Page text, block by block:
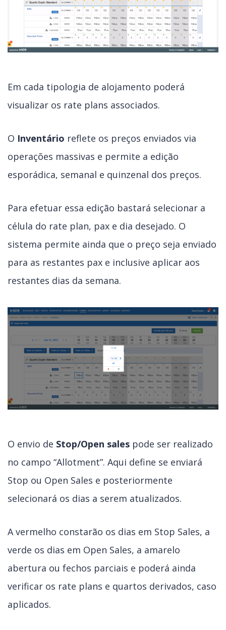
Em cada tipologia de alojamento poderá
visualizar os rate plans associados.
O Inventário reflete os preços enviados via
operações massivas e permite a edição
esporádica, semanal e quinzenal dos preços.
Para efetuar essa edição bastará selecionar a
célula do rate plan, pax e dia desejado. O
sistema permite ainda que o preço seja enviado
para as restantes pax e inclusive aplicar aos
restantes dias da semana.
O envio de Stop/Open sales pode ser realizado
no campo “Allotment”. Aqui define se enviará
Stop ou Open Sales e posteriormente
selecionará os dias a serem atualizados.
A vermelho constarão os dias em Stop Sales, a
verde os dias em Open Sales, a amarelo
abertura ou fechos parciais e poderá ainda
verificar os rate plans e quartos derivados, caso
aplicados.